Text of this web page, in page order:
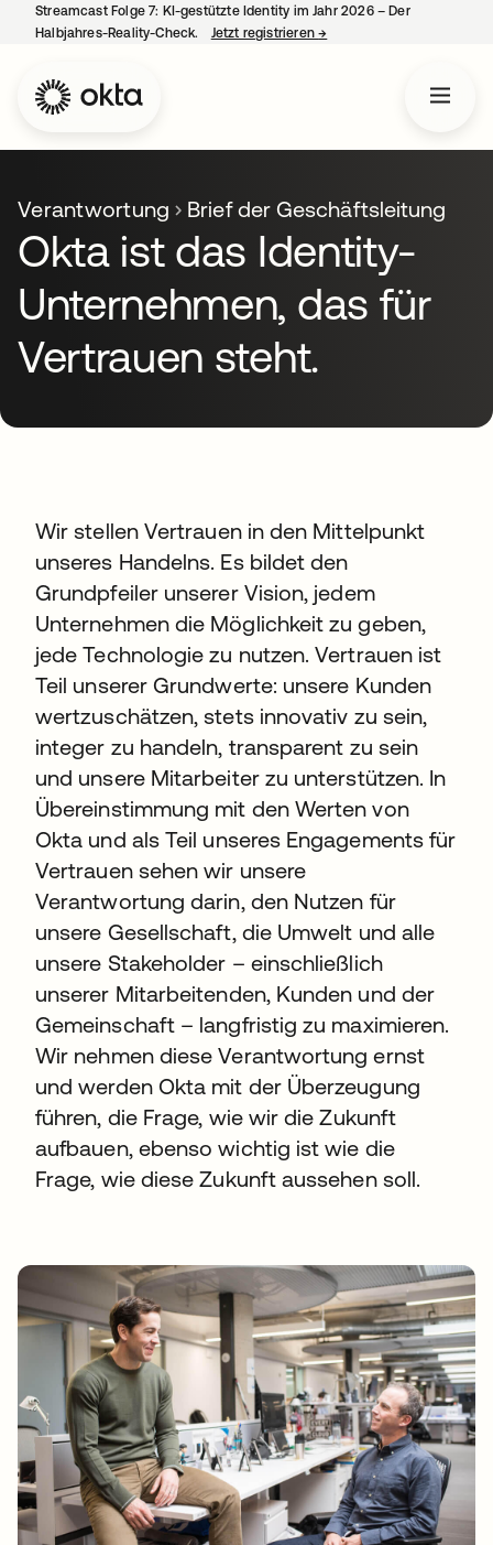
Streamcast Folge 7: KI-gestützte Identity im Jahr 2026 – Der
Halbjahres-Reality-Check.
Jetzt registrieren→
Verantwortung Brief der Geschäftsleitung
Okta ist das Identity-
Unternehmen, das für
Vertrauen steht.
Wir stellen Vertrauen in den Mittelpunkt
unseres Handelns. Es bildet den
Grundpfeiler unserer Vision, jedem
Unternehmen die Möglichkeit zu geben,
jede Technologie zu nutzen. Vertrauen ist
Teil unserer Grundwerte: unsere Kunden
wertzuschätzen, stets innovativ zu sein,
integer zu handeln, transparent zu sein
und unsere Mitarbeiter zu unterstützen. In
Übereinstimmung mit den Werten von
Okta und als Teil unseres Engagements für
Vertrauen sehen wir unsere
Verantwortung darin, den Nutzen für
unsere Gesellschaft, die Umwelt und alle
unsere Stakeholder – einschließlich
unserer Mitarbeitenden, Kunden und der
Gemeinschaft – langfristig zu maximieren.
Wir nehmen diese Verantwortung ernst
und werden Okta mit der Überzeugung
führen, die Frage, wie wir die Zukunft
aufbauen, ebenso wichtig ist wie die
Frage, wie diese Zukunft aussehen soll.